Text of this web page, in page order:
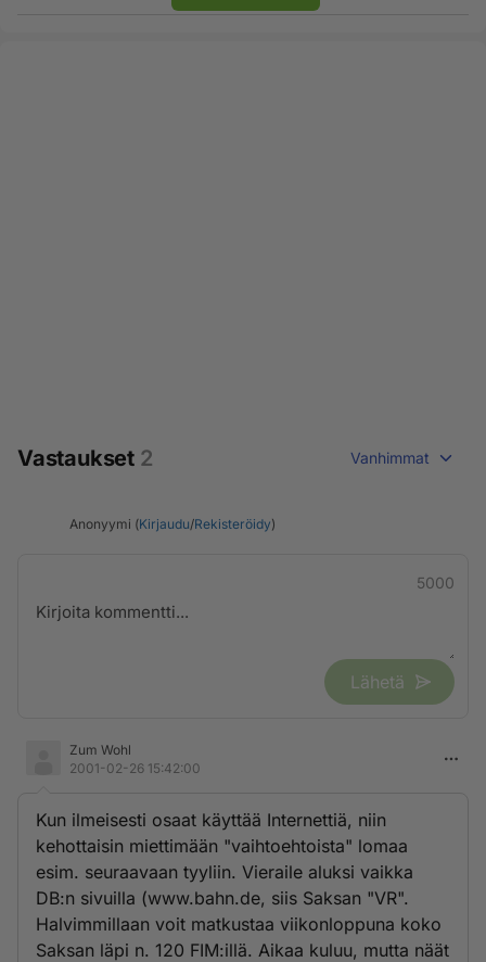
Vastaukset 2 Vanhimmat
Anonyymi (Kirjaudu/Rekisteröidy)
5000
Lähetä
Zum Wohl
2001-02-26 15:42:00
Kun ilmeisesti osaat käyttää Internettiä, niin
kehottaisin miettimään "vaihtoehtoista" lomaa
esim. seuraavaan tyyliin. Vieraile aluksi vaikka
DB:n sivuilla (www.bahn.de, siis Saksan "VR".
Halvimmillaan voit matkustaa viikonloppuna koko
Saksan läpi n. 120 FIM:illä. Aikaa kuluu, mutta näät